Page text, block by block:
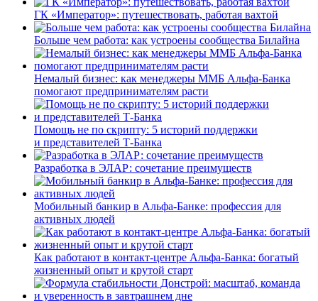
ГК «Император»: путешествовать, работая вахтой
Больше чем работа: как устроены сообщества Билайна
Немалый бизнес: как менеджеры ММБ Альфа-Банка
помогают предпринимателям расти
Помощь не по скрипту: 5 историй поддержки
и представителей Т-Банка
Разработка в ЭЛАР: сочетание преимуществ
Мобильный банкир в Альфа-Банке: профессия для
активных людей
Как работают в контакт-центре Альфа-Банка: богатый
жизненный опыт и крутой старт